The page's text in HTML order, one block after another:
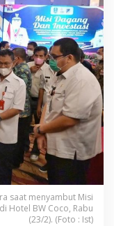
saat menyambut Misi
Hotel BW Coco, Rabu
(23/2). (Foto : Ist)